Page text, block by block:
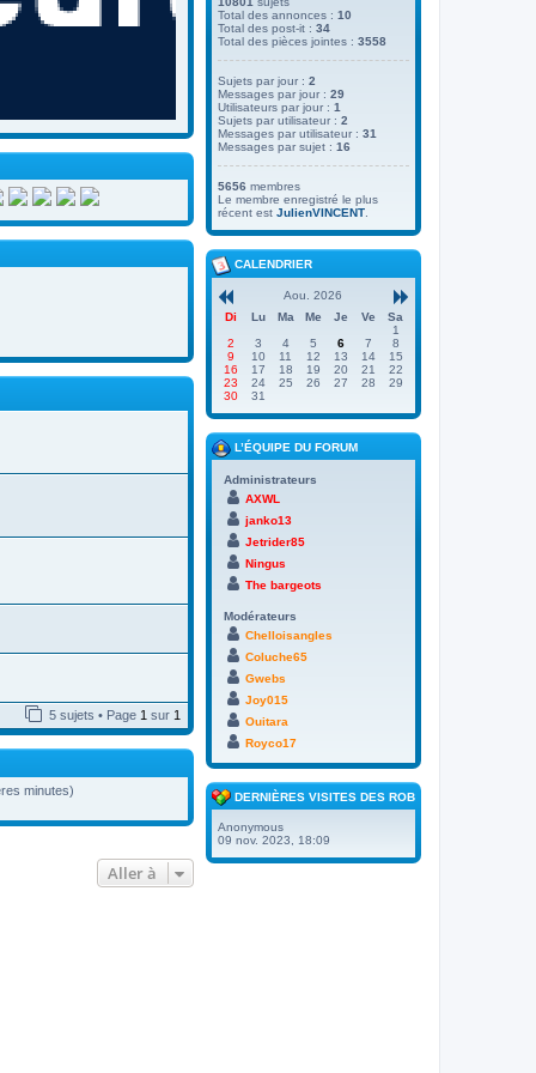
5 sujets • Page 1 sur 1
minutes)
Aller à
Total des annonces : 10
Total des post-it : 34
Total des pièces jointes : 3558
Sujets par jour : 2
Messages par jour : 29
Utilisateurs par jour : 1
Sujets par utilisateur : 2
Messages par utilisateur : 31
Messages par sujet : 16
5656 membres
Le membre enregistré le plus
récent est JulienVINCENT.
CALENDRIER
Aou. 2026
Di
Lu Ma Me Je Ve
Sa
1
2
3 4 5 6 7
8
9
10 11 12 13 14
15
16
17 18 19 20 21
22
23
24 25 26 27 28
29
30
31
L’ÉQUIPE DU FORUM
Administrateurs
AXWL
janko13
Jetrider85
Ningus
The bargeots
Modérateurs
Chelloisangles
Coluche65
Gwebs
Joy015
Ouitara
Royco17
DERNIÈRES VISITES DES ROBOTS
Anonymous
09 nov. 2023, 18:09